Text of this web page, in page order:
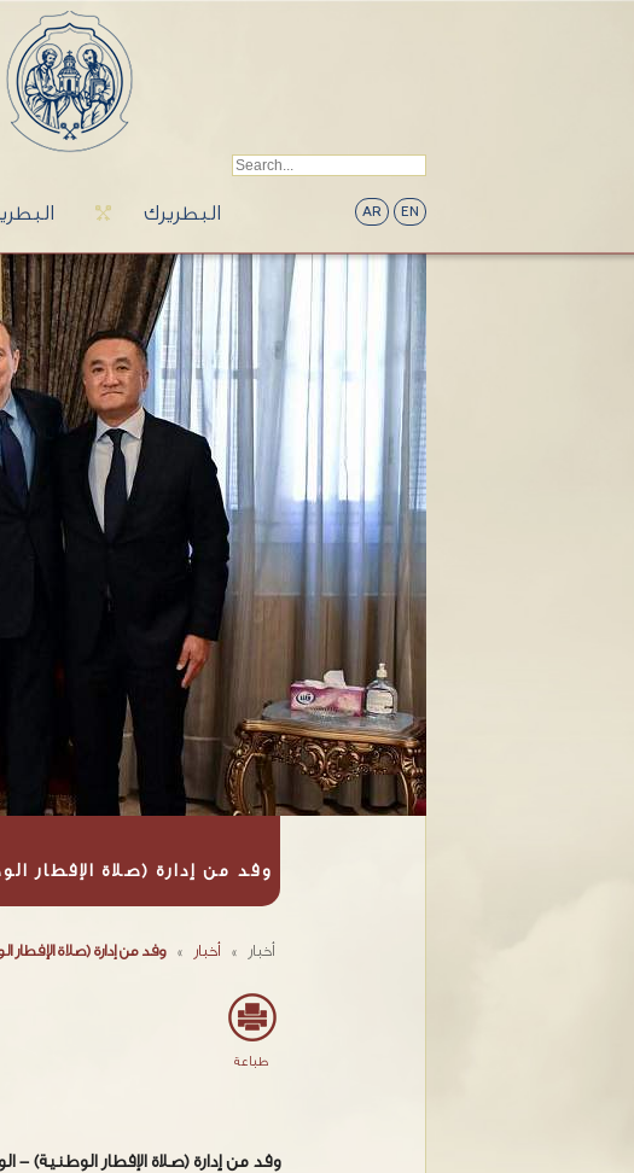
البطريرك AR EN
وفد من إدارة (صلاة الإفطار
أخبار » أخبار » وفد من إدارة (صلاة الإفطار
طباعة
وفد من إدارة (صلاة الإفطار الوطنية) -